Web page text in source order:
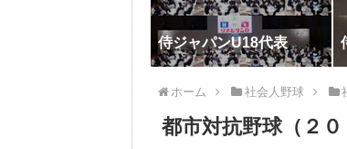
侍ジャパンU18代表
ホーム 社会人野球
都市対抗野球（２